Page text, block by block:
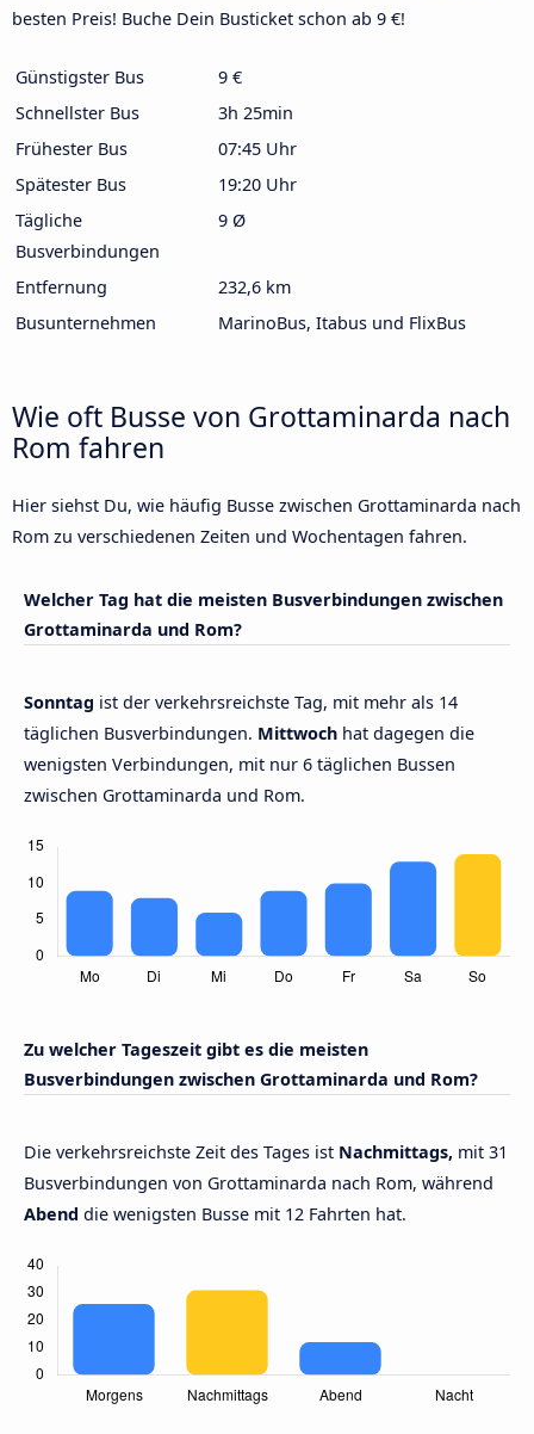
besten Preis! Buche Dein Busticket schon ab 9 €!
Günstigster Bus
9 €
Schnellster Bus
3h 25min
Frühester Bus
07:45 Uhr
Spätester Bus
19:20 Uhr
Tägliche
Busverbindungen
9 Ø
Entfernung
232,6 km
Busunternehmen
MarinoBus, Itabus und FlixBus
Wie oft Busse von Grottaminarda nach
Rom fahren
Hier siehst Du, wie häufig Busse zwischen Grottaminarda nach
Rom zu verschiedenen Zeiten und Wochentagen fahren.
Welcher Tag hat die meisten Busverbindungen zwischen
Grottaminarda und Rom?
Sonntag ist der verkehrsreichste Tag, mit mehr als 14
täglichen Busverbindungen. Mittwoch hat dagegen die
wenigsten Verbindungen, mit nur 6 täglichen Bussen
zwischen Grottaminarda und Rom.
Zu welcher Tageszeit gibt es die meisten
Busverbindungen zwischen Grottaminarda und Rom?
Die verkehrsreichste Zeit des Tages ist Nachmittags, mit 31
Busverbindungen von Grottaminarda nach Rom, während
Abend die wenigsten Busse mit 12 Fahrten hat.